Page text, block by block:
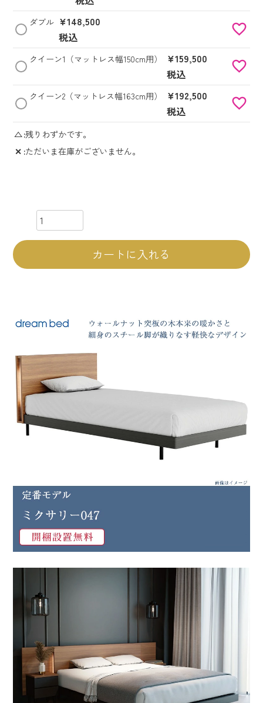
ダブル ¥148,500
税込
クイーン1（マットレス幅150cm用） ¥159,500
税込
クイーン2（マットレス幅163cm用） ¥192,500
税込
△ 残りわずかです。
✕ ただいま在庫がございません。
カートに入れる